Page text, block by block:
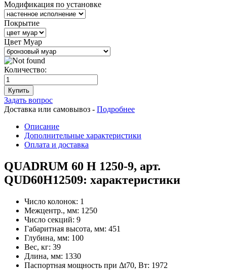
Модификация по установке
Покрытие
Цвет Муар
Количество:
Купить
Задать вопрос
Доставка или самовывоз - Подробнее
Описание
Дополнительные характеристики
Оплата и доставка
QUADRUM 60 H 1250-9, арт.
QUD60H12509: характеристики
Число колонок: 1
Межцентр., мм: 1250
Число секций: 9
Габаритная высота, мм: 451
Глубина, мм: 100
Вес, кг: 39
Длина, мм: 1330
Паспортная мощность при Δt70, Вт: 1972